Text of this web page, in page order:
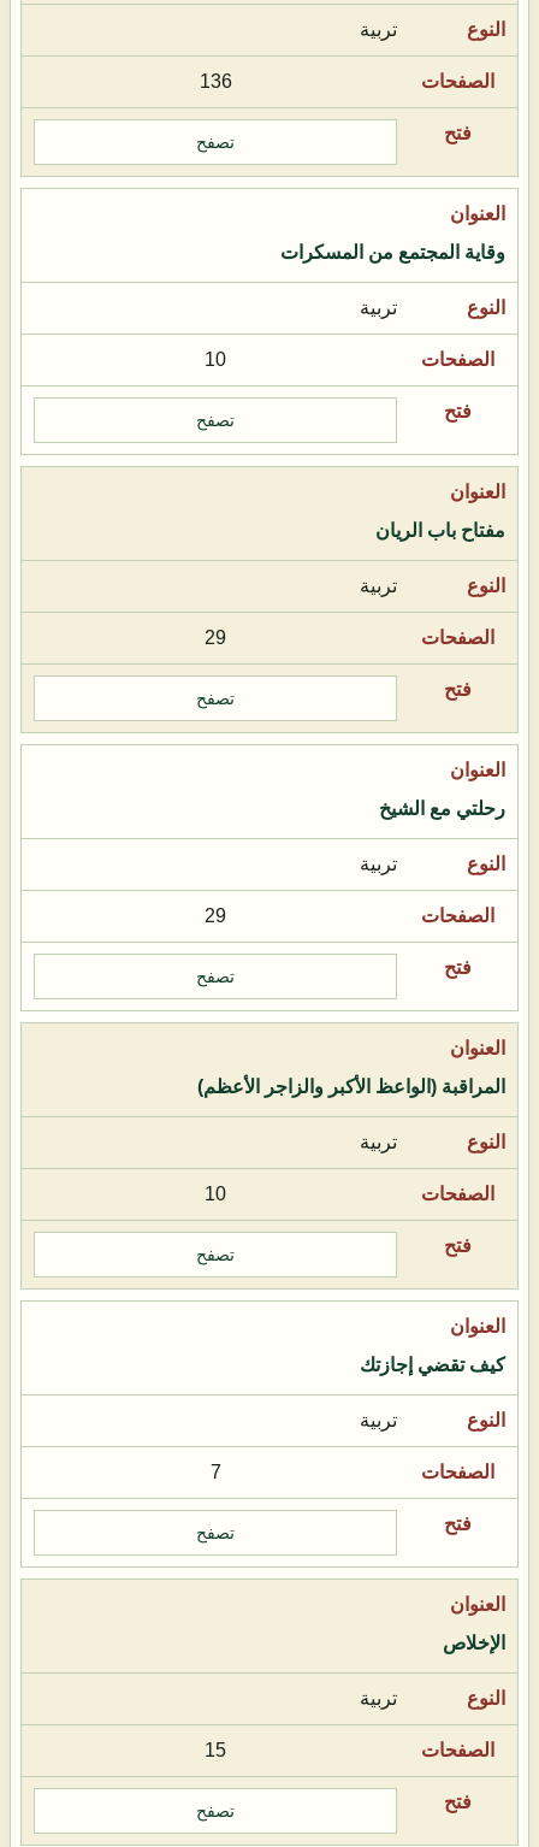
تربية
136
تصفح
وقاية المجتمع من المسكرات
تربية
10
تصفح
مفتاح باب الريان
تربية
29
تصفح
رحلتي مع الشيخ
تربية
29
تصفح
المراقبة (الواعظ الأكبر والزاجر الأعظم)
تربية
10
تصفح
كيف تقضي إجازتك
تربية
7
تصفح
الإخلاص
تربية
15
تصفح